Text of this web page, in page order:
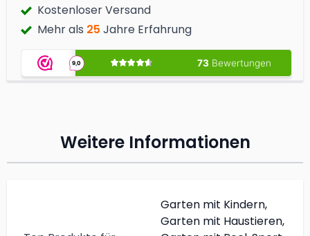
Kostenloser Versand
Mehr als 25 Jahre Erfahrung
Weitere Informationen
Garten mit Kindern,
Garten mit Haustieren,